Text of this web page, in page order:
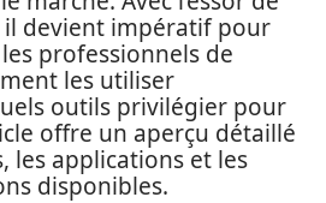
il devient impératif pour
professionnels de
les utiliser
outils privilégier pour
offre un aperçu détaillé
les applications et les
disponibles.